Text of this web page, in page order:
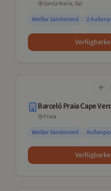
Santa Maria, Sal
Weißer Sandstrand
2
Barceló Praia Cape
Praia
Weißer Sandstrand